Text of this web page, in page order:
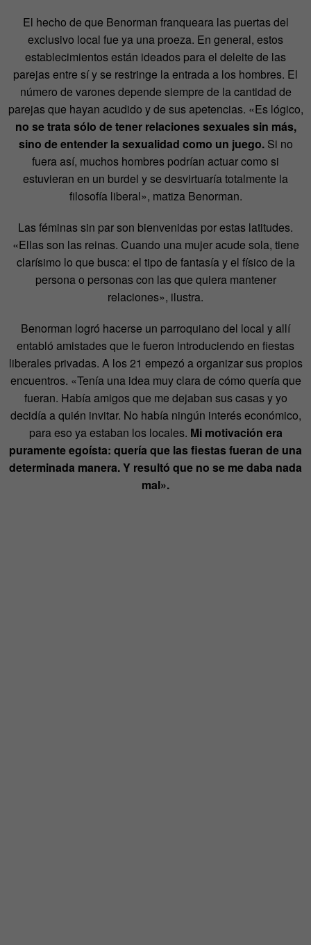
El hecho de que Benorman franqueara las puertas del
exclusivo local fue ya una proeza. En general, estos
establecimientos están ideados para el deleite de las
parejas entre sí y se restringe la entrada a los hombres. El
número de varones depende siempre de la cantidad de
parejas que hayan acudido y de sus apetencias. «Es lógico,
no se trata sólo de tener relaciones sexuales sin más,
sino de entender la sexualidad como un juego.Si no
fuera así, muchos hombres podrían actuar como si
estuvieran en un burdel y se desvirtuaría totalmente la
filosofía liberal», matiza Benorman.
Las féminas sin par son bienvenidas por estas latitudes.
«Ellas son las reinas. Cuando una mujer acude sola, tiene
clarísimo lo que busca: el tipo de fantasía y el físico de la
persona o personas con las que quiera mantener
relaciones», ilustra.
Benorman logró hacerse un parroquiano del local y allí
entabló amistades que le fueron introduciendo en fiestas
liberales privadas. A los 21 empezó a organizar sus propios
encuentros. «Tenía una idea muy clara de cómo quería que
fueran. Había amigos que me dejaban sus casas y yo
decidía a quién invitar. No había ningún interés económico,
para eso ya estaban los locales. Mi motivación era
puramente egoísta: quería que las fiestas fueran de una
determinada manera. Y resultó que no se me daba nada
mal».